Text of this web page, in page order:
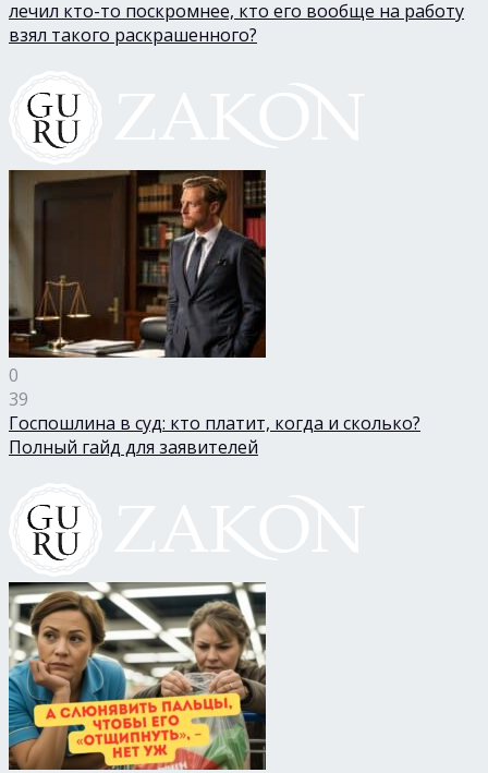
лечил кто-то поскромнее, кто его вообще на работу
взял такого раскрашенного?
0
39
Госпошлина в суд: кто платит, когда и сколько?
Полный гайд для заявителей